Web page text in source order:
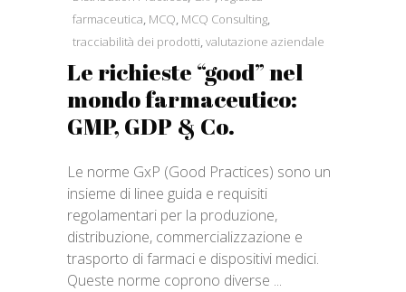
farmaceutica, MCQ, MCQ Consulting,
tracciabilità dei prodotti,valutazione aziendale
Le richieste “good” nel
mondo farmaceutico:
GMP, GDP & Co.
Le norme GxP (Good Practices) sono un
insieme di linee guida e requisiti
regolamentari per la produzione,
distribuzione, commercializzazione e
trasporto di farmaci e dispositivi medici.
Queste norme coprono diverse